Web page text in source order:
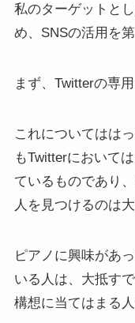
私のターゲットと
め、SNSの活用を
まず、Twitterの専
これについてはは
もTwitterにおいて
ているものであり
人を見つけるのは大
ピアノに興味があ
いる人は、大抵す
構想に当てはまる